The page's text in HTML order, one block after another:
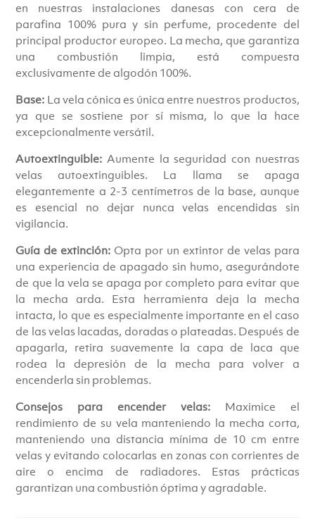
en nuestras instalaciones danesas con cera de
parafina 100% pura y sin perfume, procedente del
principal productor europeo. La mecha, que garantiza
una combustión limpia, está compuesta
exclusivamente de algodón 100%.
Base: La vela cónica es única entre nuestros productos,
ya que se sostiene por sí misma, lo que la hace
excepcionalmente versátil.
Autoextinguible: Aumente la seguridad con nuestras
velas autoextinguibles. La llama se apaga
elegantemente a 2-3 centímetros de la base, aunque
es esencial no dejar nunca velas encendidas sin
vigilancia.
Guía de extinción: Opta por un extintor de velas para
una experiencia de apagado sin humo, asegurándote
de que la vela se apaga por completo para evitar que
la mecha arda. Esta herramienta deja la mecha
intacta, lo que es especialmente importante en el caso
de las velas lacadas, doradas o plateadas. Después de
apagarla, retira suavemente la capa de laca que
rodea la depresión de la mecha para volver a
encenderla sin problemas.
Consejos para encender velas:Maximice el
rendimiento de su vela manteniendo la mecha corta,
manteniendo una distancia mínima de 10 cm entre
velas y evitando colocarlas en zonas con corrientes de
aire o encima de radiadores. Estas prácticas
garantizan una combustión óptima y agradable.